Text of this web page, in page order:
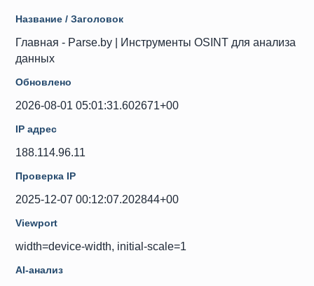
Название / Заголовок
Главная - Parse.by | Инструменты OSINT для анализа
данных
Обновлено
2026-08-01 05:01:31.602671+00
IP адрес
188.114.96.11
Проверка IP
2025-12-07 00:12:07.202844+00
Viewport
width=device-width, initial-scale=1
AI-анализ